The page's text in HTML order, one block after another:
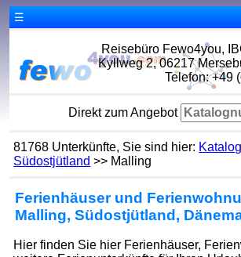
☰
Reisebüro Fewo4you,
Kyllweg 2, 06217
Telefon: +49
Direkt zum Angebot
81768 Unterkünfte, Sie sind hier: Katalog
Südostjütland >> Malling
Ferienhäuser und
Malling, Südostjütland,
Hier finden Sie hier Ferienhäuser,